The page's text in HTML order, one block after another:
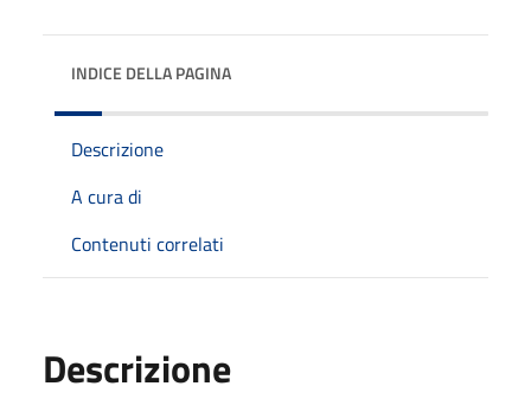
INDICE DELLA PAGINA
Descrizione
A cura di
Contenuti correlati
Descrizione